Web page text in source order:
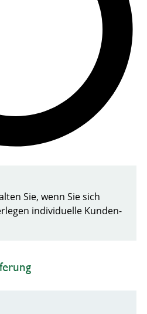
Sie, wenn Sie sich
individuelle Kunden-